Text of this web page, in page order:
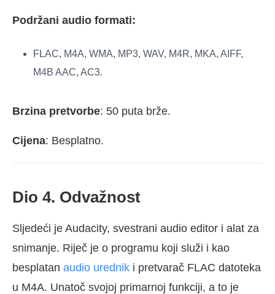
Podržani audio formati:
FLAC, M4A, WMA, MP3, WAV, M4R, MKA, AIFF,
M4B AAC, AC3.
Brzina pretvorbe: 50 puta brže.
Cijena: Besplatno.
Dio 4. Odvažnost
Sljedeći je Audacity, svestrani audio editor i alat za
snimanje. Riječ je o programu koji služi i kao
besplatan audio urednik i pretvarač FLAC datoteka
u M4A. Unatoč svojoj primarnoj funkciji, a to je